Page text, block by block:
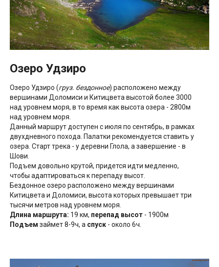
Озеро Удзиро
Озеро Удзиро (груз. бездонное) расположено между
вершинами Доломиси и Китицвета высотой более 3000
над уровнем моря, в то время как высота озера - 2800м
над уровнем моря.
Данный маршрут доступен с июля по сентябрь, в рамках
двухдневного похода. Палатки рекомендуется ставить у
озера. Старт трека - у деревни Глола, а завершение - в
Шови.
Подъем довольно крутой, придется идти медленно,
чтобы адаптироваться к перепаду высот.
Бездонное озеро расположено между вершинами
Китицвета и Доломиси, высота которых превышает три
тысячи метров над уровнем моря.
Длина маршрута: 19 км, перепад высот - 1900м
Подъем займет 8-9ч, а спуск - около 6ч.